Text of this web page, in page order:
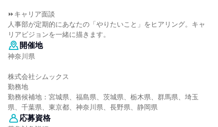
⏩キャリア面談
人事部が定期的にあなたの「やりたいこと」をヒアリング。キャ
リアビジョンを一緒に描きます。
開催地
神奈川県
株式会社シムックス
勤務地
勤務候補地：宮城県、福島県、茨城県、栃木県、群馬県、埼玉
県、千葉県、東京都、神奈川県、長野県、静岡県
応募資格